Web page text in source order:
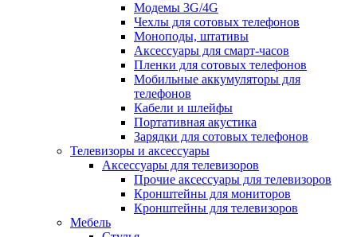
Модемы 3G/4G
Чехлы для сотовых телефонов
Моноподы, штативы
Аксессуары для смарт-часов
Пленки для сотовых телефонов
Мобильные аккумуляторы для
телефонов
Кабели и шлейфы
Портативная акустика
Зарядки для сотовых телефонов
Телевизоры и аксессуары
Аксессуары для телевизоров
Прочие аксессуары для телевизоров
Кронштейны для мониторов
Кронштейны для телевизоров
Мебель